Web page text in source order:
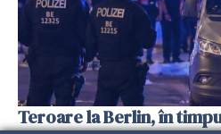
Teroare la Berlin, în